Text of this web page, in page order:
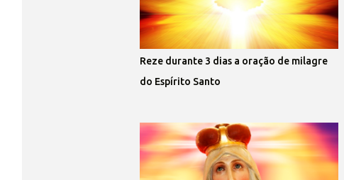
Reze durante 3 dias a oração de milagre
do Espírito Santo